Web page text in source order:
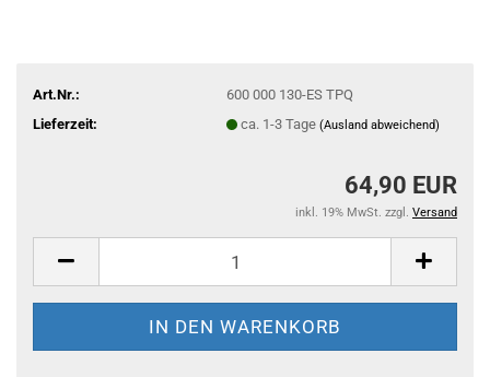
Art.Nr.:
600 000 130-ES TPQ
Lieferzeit:
ca. 1-3 Tage (Ausland abweichend)
64,90 EUR
inkl. 19% MwSt. zzgl. Versand